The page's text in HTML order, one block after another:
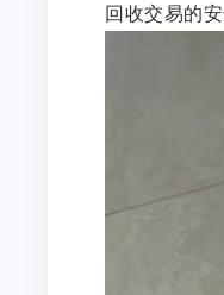
回收交易的